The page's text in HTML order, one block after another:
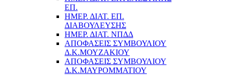
ΕΠ.
ΗΜΕΡ. ΔΙΑΤ. ΕΠ.
ΔΙΑΒΟΥΛΕΥΣΗΣ
ΗΜΕΡ. ΔΙΑΤ. ΝΠΔΔ
ΑΠΟΦΑΣΕΙΣ ΣΥΜΒΟΥΛΙΟΥ
Δ.Κ.ΜΟΥΖΑΚΙΟΥ
ΑΠΟΦΑΣΕΙΣ ΣΥΜΒΟΥΛΙΟΥ
Δ.Κ.ΜΑΥΡΟΜΜΑΤΙΟΥ